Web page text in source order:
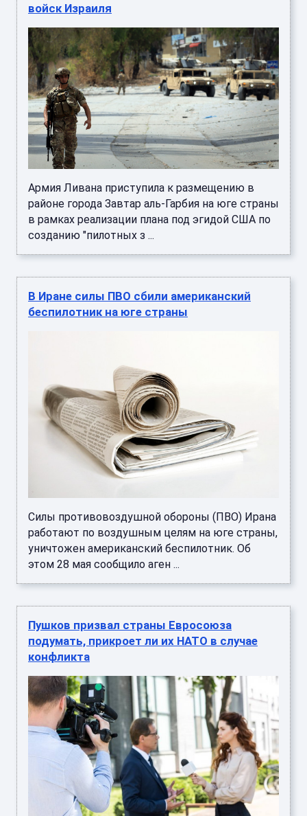
войск Израиля
Армия Ливана приступила к размещению в
районе города Завтар аль-Гарбия на юге страны
в рамках реализации плана под эгидой США по
созданию "пилотных з ...
В Иране силы ПВО сбили американский
беспилотник на юге страны
Силы противовоздушной обороны (ПВО) Ирана
работают по воздушным целям на юге страны,
уничтожен американский беспилотник. Об
этом 28 мая сообщило аген ...
Пушков призвал страны Евросоюза
подумать, прикроет ли их НАТО в случае
конфликта